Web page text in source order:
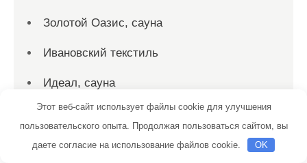
Золотой Оазис, сауна
Ивановский текстиль
Идеал, сауна
Император, гостинично-банный комплекс
Катона, торговая компания
Этот веб-сайт использует файлы cookie для улучшения
пользовательского опыта. Продолжая пользоваться сайтом, вы
даете согласие на использование файлов cookie.
OK